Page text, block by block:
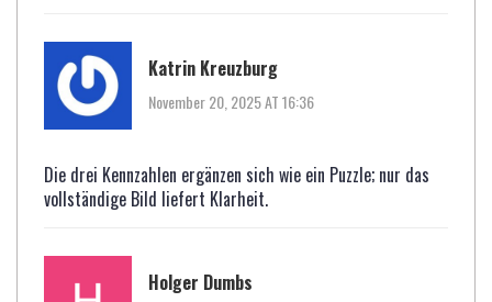
Katrin Kreuzburg
November 20, 2025 AT 16:36
Die drei Kennzahlen ergänzen sich wie ein Puzzle; nur das
vollständige Bild liefert Klarheit.
Holger Dumbs